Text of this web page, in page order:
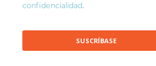
confidencialidad.